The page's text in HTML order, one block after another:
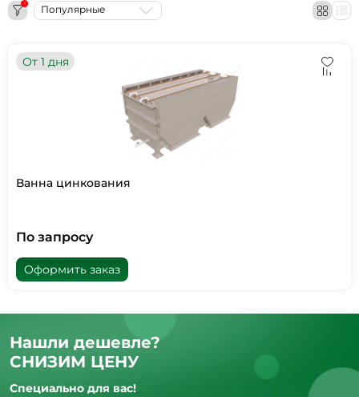
1 Популярные
От 1 дня
Ванна цинкования
По запросу
Оформить заказ
Нашли дешевле?
СНИЗИМ ЦЕНУ
Специально для вас!